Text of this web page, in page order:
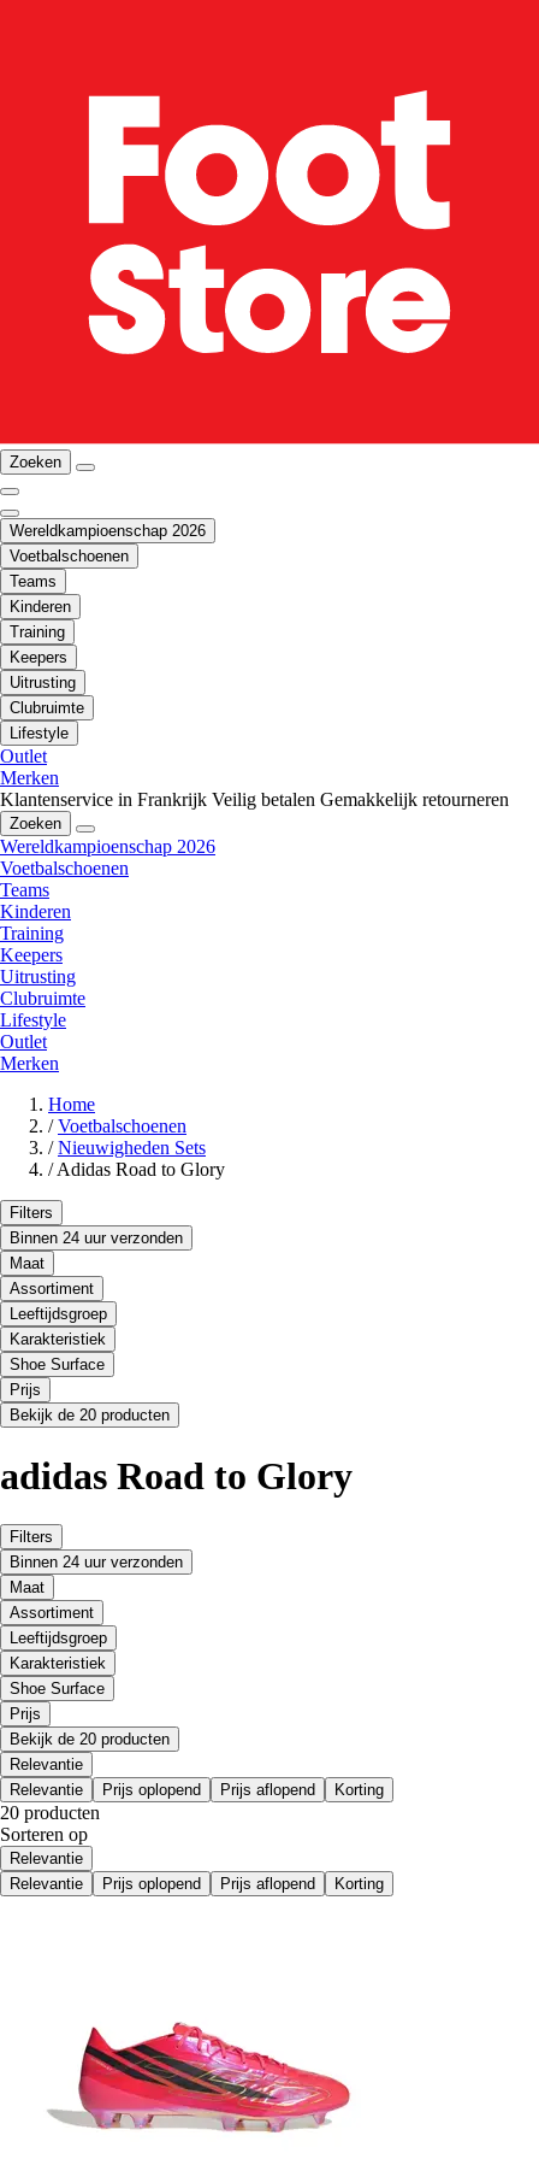
Zoeken
Wereldkampioenschap 2026
Voetbalschoenen
Teams
Kinderen
Training
Keepers
Uitrusting
Clubruimte
Lifestyle
Outlet
Merken
Klantenservice in Frankrijk Veilig betalen Gemakkelijk retourneren
Zoeken
Wereldkampioenschap 2026
Voetbalschoenen
Teams
Kinderen
Training
Keepers
Uitrusting
Clubruimte
Lifestyle
Outlet
Merken
Home
/ Voetbalschoenen
/ Nieuwigheden Sets
/Adidas Road to Glory
Filters
Binnen 24 uur verzonden
Maat
Assortiment
Leeftijdsgroep
Karakteristiek
Shoe Surface
Prijs
Bekijk de 20 producten
adidas Road to Glory
Filters
Binnen 24 uur verzonden
Maat
Assortiment
Leeftijdsgroep
Karakteristiek
Shoe Surface
Prijs
Bekijk de 20 producten
Relevantie
Relevantie
Prijs oplopend Prijs aflopend Korting
20 producten
Sorteren op
Relevantie
Relevantie
Prijs oplopend Prijs aflopend Korting